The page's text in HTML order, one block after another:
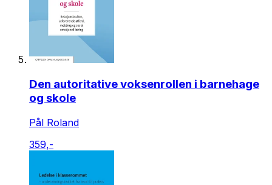
Den autoritative voksenrollen i barnehage
og skole
Pål Roland
359,-